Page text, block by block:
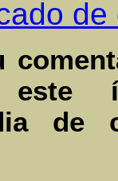
de
este
de